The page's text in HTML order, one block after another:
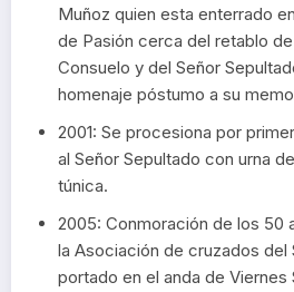
Muñoz quien esta enterrado
de Pasión cerca del retablo
Consuelo y del Señor
homenaje póstumo a su
2001: Se procesiona por
al Señor Sepultado con urna
túnica.
2005: Conmoración de los 50
la Asociación de cruzados del
portado en el anda de Viernes